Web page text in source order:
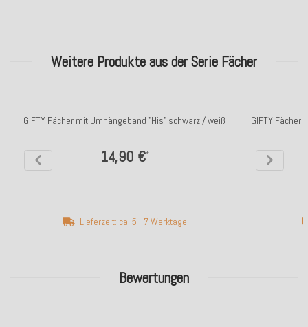
Bewertungen
Weitere Produkte aus der Serie Fächer
GIFTY Fächer mit Umhängeband "His" schwarz / weiß
14,90 €*
Lieferzeit: ca. 5 - 7 Werktage
GIFTY Fächer